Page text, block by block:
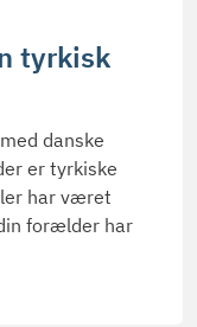
tyrkisk
danske
er tyrkiske
har været
forælder har